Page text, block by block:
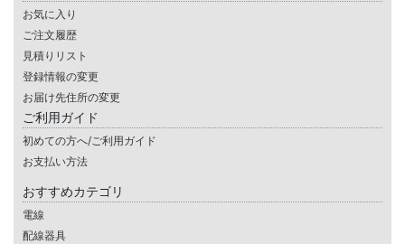
お気に入り
ご注文履歴
見積りリスト
登録情報の変更
お届け先住所の変更
ご利用ガイド
初めての方へ/ご利用ガイド
お支払い方法
おすすめカテゴリ
電線
配線器具